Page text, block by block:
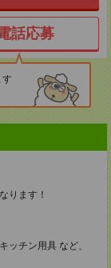
話応募
す
ります！
ッチン用具 など、